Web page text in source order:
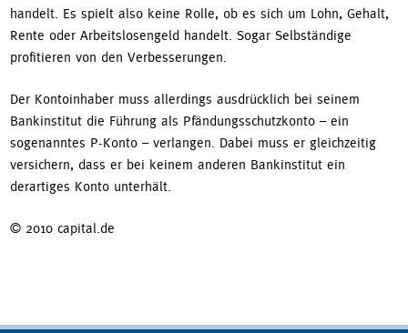
handelt. Es spielt also keine Rolle, ob es sich um Lohn, Gehalt,
Rente oder Arbeitslosengeld handelt. Sogar Selbständige
profitieren von den Verbesserungen.
Der Kontoinhaber muss allerdings ausdrücklich bei seinem
Bankinstitut die Führung als Pfändungsschutzkonto – ein
sogenanntes P-Konto – verlangen. Dabei muss er gleichzeitig
versichern, dass er bei keinem anderen Bankinstitut ein
derartiges Konto unterhält.
© 2010 capital.de